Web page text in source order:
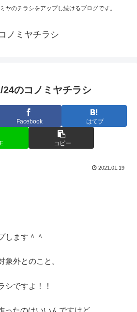
ヤのチラシをアップし続けるブログです。
ノミヤチラシ
24のコノミヤチラシ
Facebook はてブ
コピー
2021.01.19
します＾＾
外とのこと。
シですよ！！
ったのはいいんですけど、